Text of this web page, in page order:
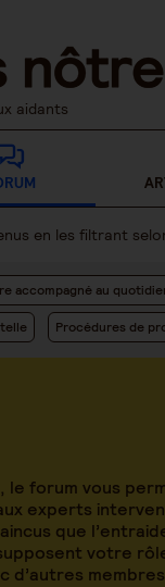
aidants
en les filtrant
accompagné au
Procédures de
le forum vous
experts
que
votre
d’autres